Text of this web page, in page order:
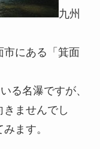
九州
にある「箕面
る名瀑ですが、
ませんでし
ます。